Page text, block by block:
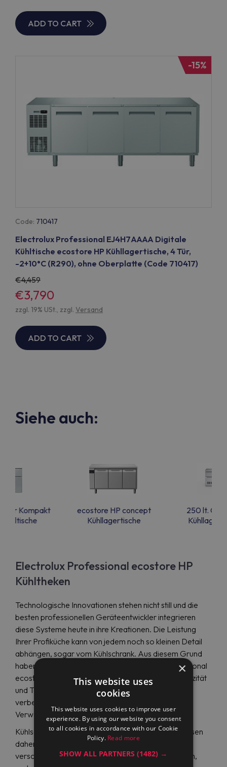
ADD TO CART
-15%
Code: 710417
Electrolux Professional EJ4H7AAAA Digitale
Kühltische ecostore HP Kühllagertische, 4 Tür,
-2+10°C (R290), ohne Oberplatte (Code 710417)
4,459
€3,790
zzgl. 19% USt., zzgl. Versand
ADD TO CART
Siehe auch:
für Kompakt
ecostore HP concept
Kühllagertische
250 lt.
Electrolux Professional ecostore HP
Kühltheken
Technologische Innovationen stehen nicht still und die
besten professionellen Geräteentwickler integrieren
diese Systeme heute in ihre Kreationen. Die Leistung
Ihrer Profiküche kann von jedem noch so kleinen Detail
abhängen, sogar vom Kühlschrank. Aus diesem Grund
haben wir die HP-Kühltheke von Electrolux Professional
ecostore entwickelt, die das Potenzial hat, die Kapazität
und Temperaturkontrolle Ihrer Lebensmittel zu
verbessern, die Energiekosten zu senken und die
Verwendung Ihrer Geräte zu vereinfachen.
Kühlschränke haben eine horizontale Form und passen
daher kompakt auch in kleine Küchen. Sie sind in
verschiedenen Größen und vielen Fächern erhältlich,
×
This website uses
cookies
This website uses cookies to improve user
experience. By using our website you consent
to all cookies in accordance with our Cookie
Policy. Read more
SHOW ALL PARTNERS(1482) →